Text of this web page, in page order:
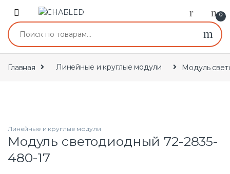
Skip to navigation
Skip to content
0
Искать:
Главная Линейные и круглые модули Модуль
Линейные и круглые модули
Модуль светодиодный 72-2835-
480-17